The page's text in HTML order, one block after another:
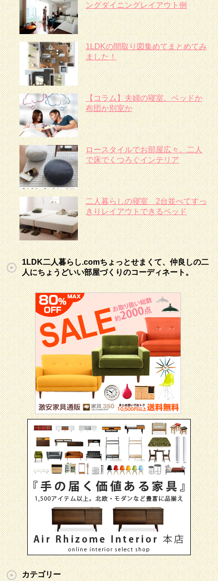
ングダイニングレイアウト例
1LDKの間取り図集めてまとめてみ
ました！
【コラム】夫婦の寝室。ベッドか
布団か別室か
ロースタイルでお部屋広々。二人
で床でくつろぐインテリア
二人暮らしの寝室 2台並べてすっ
きりレイアウトできるベッド
1LDK二人暮らし.comちょっとせまくて、仲良しの二
人にちょうどいい部屋づくりのコーディネート。
カテゴリー